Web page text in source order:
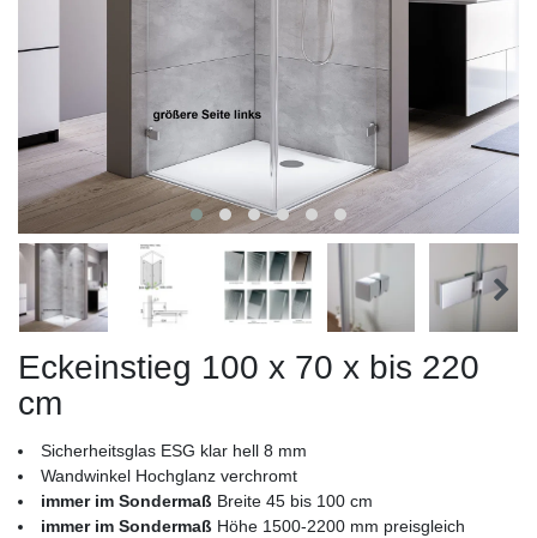
Eckeinstieg 100 x 70 x bis 220
cm
Sicherheitsglas ESG klar hell 8 mm
Wandwinkel Hochglanz verchromt
immer im Sondermaß Breite 45 bis 100 cm
immer im Sondermaß Höhe 1500-2200 mm preisgleich